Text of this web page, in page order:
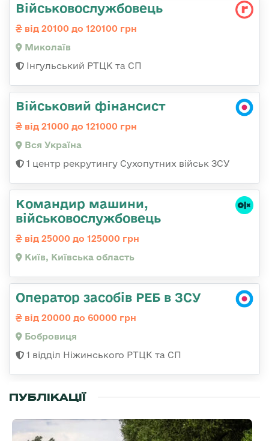
Військовослужбовець
від 20100 до 120100 грн
Миколаїв
Інгульський РТЦК та СП
Військовий фінансист
від 21000 до 121000 грн
Вся Україна
1 центр рекрутингу Сухопутних військ ЗСУ
Командир машини,
військовослужбовець
від 25000 до 125000 грн
Київ, Київська область
Оператор засобів РЕБ в ЗСУ
від 20000 до 60000 грн
Бобровиця
1 відділ Ніжинського РТЦК та СП
ПУБЛІКАЦІЇ